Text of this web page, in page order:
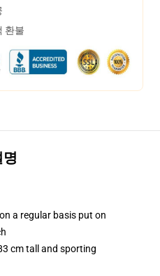
환불
명
a regular basis put on
cm tall and sporting